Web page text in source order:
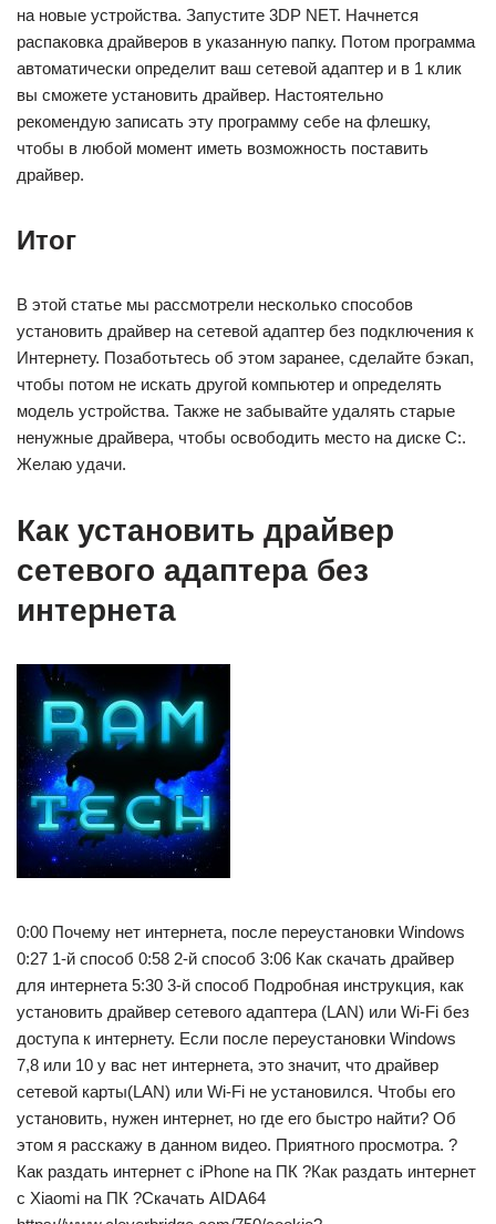
на новые устройства. Запустите 3DP NET. Начнется
распаковка драйверов в указанную папку. Потом программа
автоматически определит ваш сетевой адаптер и в 1 клик
вы сможете установить драйвер. Настоятельно
рекомендую записать эту программу себе на флешку,
чтобы в любой момент иметь возможность поставить
драйвер.
Итог
В этой статье мы рассмотрели несколько способов
установить драйвер на сетевой адаптер без подключения к
Интернету. Позаботьтесь об этом заранее, сделайте бэкап,
чтобы потом не искать другой компьютер и определять
модель устройства. Также не забывайте удалять старые
ненужные драйвера, чтобы освободить место на диске С:.
Желаю удачи.
Как установить драйвер
сетевого адаптера без
интернета
0:00 Почему нет интернета, после переустановки Windows
0:27 1-й способ 0:58 2-й способ 3:06 Как скачать драйвер
для интернета 5:30 3-й способ Подробная инструкция, как
установить драйвер сетевого адаптера (LAN) или Wi-Fi без
доступа к интернету. Если после переустановки Windows
7,8 или 10 у вас нет интернета, это значит, что драйвер
сетевой карты(LAN) или Wi-Fi не установился. Чтобы его
установить, нужен интернет, но где его быстро найти? Об
этом я расскажу в данном видео. Приятного просмотра. ?
Как раздать интернет с iPhone на ПК ?Как раздать интернет
с Xiaomi на ПК ?Скачать AIDA64